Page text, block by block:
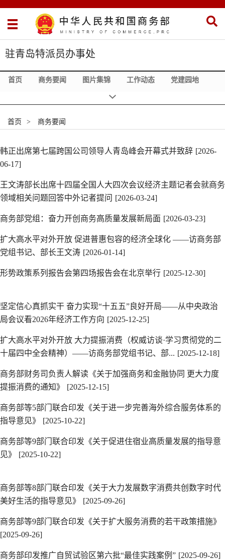
驻青岛特派员办事处
首页 商务要闻 图片集锦 工作动态 党建园地
走进特办
首页 > 商务要闻
韩正出席第七届跨国公司领导人青岛峰会开幕式并致辞 [2026-
06-17]
王文涛部长出席十四届全国人大四次会议经济主题记者会就商务
领域相关问题回答中外记者提问 [2026-03-24]
商务部党组：奋力开创商务高质量发展新局面 [2026-03-23]
扩大高水平对外开放 促进普惠包容的经济全球化 ——访商务部
党组书记、部长王文涛 [2026-01-14]
形势政策系列报告会第四场报告会在北京举行 [2025-12-30]
坚定信心真抓实干 奋力实现“十五五”良好开局——从中央政治
局会议看2026年经济工作方向 [2025-12-25]
扩大高水平对外开放 大力提振消费（权威访谈·学习贯彻党的二
十届四中全会精神）——访商务部党组书记、部... [2025-12-18]
商务部财务司负责人解读《关于加强商务和金融协同 更大力度
提振消费的通知》
[2025-12-15]
商务部等5部门联合印发《关于进一步完善海外综合服务体系的
指导意见》
[2025-10-22]
商务部等9部门联合印发《关于促进住宿业高质量发展的指导意
见》
[2025-10-22]
商务部等8部门联合印发《关于大力发展数字消费共创数字时代
美好生活的指导意见》
[2025-09-26]
商务部等9部门联合印发《关于扩大服务消费的若干政策措施》
[2025-09-26]
商务部印发推广自贸试验区第六批“最佳实践案例” [2025-09-26]